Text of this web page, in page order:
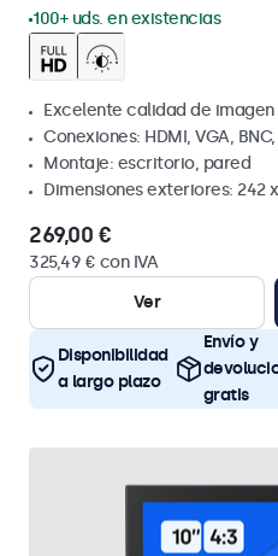
100+ uds. en existencias
Excelente calidad de imagen
Conexiones: HDMI, VGA,
Montaje: escritorio, pared
Dimensiones exteriores: 242
269,00 €
325,49 € con IVA
Ver
Disponibilidad
a largo plazo
Envío y
gratis